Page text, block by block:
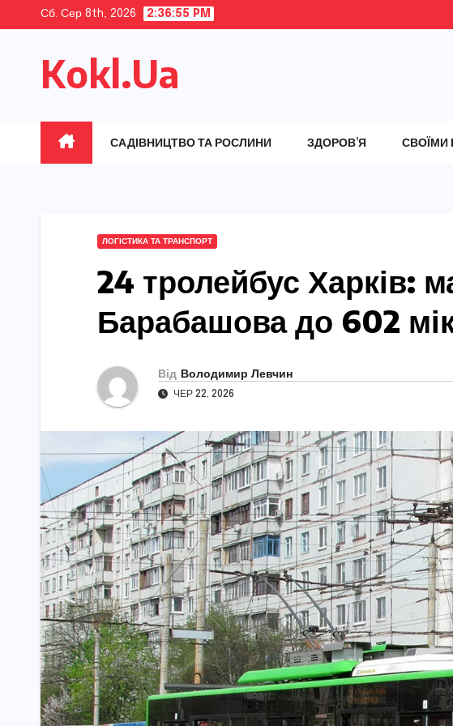
content
Сб. Сер 8th, 2026 2:36:56 PM
Kokl.Ua
САДІВНИЦТВО ТА РОСЛИНИ ЗДОРОВ’Я СВОЇМИ
ЛОГІСТИКА ТА ТРАНСПОРТ
24 тролейбус Харків:
Барабашова до 602
Від Володимир Левчин
ЧЕР 22, 2026